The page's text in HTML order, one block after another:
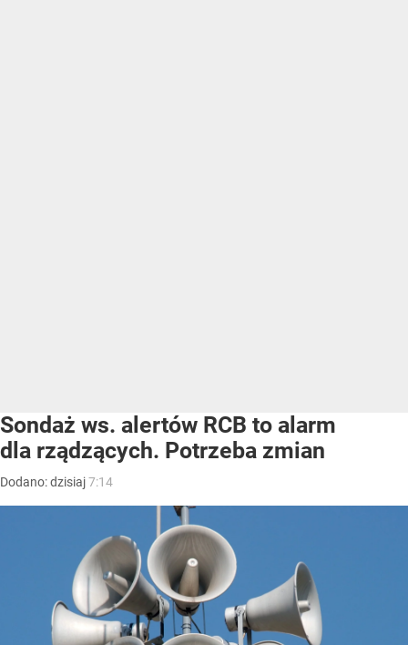
Sondaż ws. alertów RCB to alarm
dla rządzących. Potrzeba zmian
Dodano:dzisiaj7:14